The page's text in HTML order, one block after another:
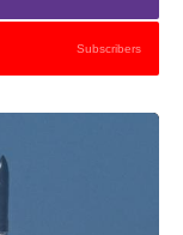
Subscribers